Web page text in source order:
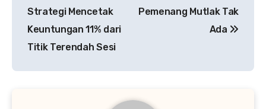
Strategi Mencetak
Keuntungan 11% dari
Titik Terendah Sesi
Pemenang Mutlak Tak
Ada